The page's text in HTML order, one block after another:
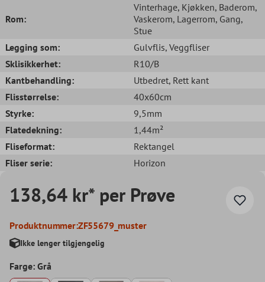
Rom:
Vinterhage, Kjøkken, Baderom,
Vaskerom, Lagerrom, Gang,
Stue
Legging som:
Gulvflis, Veggfliser
Sklisikkerhet:
R10/B
Kantbehandling:
Utbedret, Rett kant
Flisstørrelse:
40x60cm
Styrke:
9,5mm
Flatedekning:
1,44m²
Fliseformat:
Rektangel
Fliser serie:
Horizon
138,64 kr* per Prøve
Produktnummer:ZF55679_muster
Ikke lenger tilgjengelig
Farge: Grå